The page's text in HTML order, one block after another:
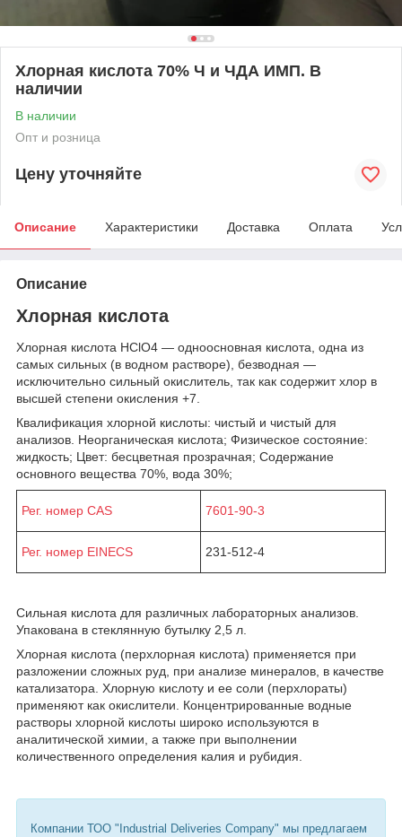
Хлорная кислота 70% Ч и ЧДА ИМП. В
наличии
В наличии
Опт и розница
Цену уточняйте
Описание Характеристики Доставка Оплата
Описание
Хлорная кислота
Хлорная кислота HClO4 — одноосновная кислота, одна из
самых сильных (в водном растворе), безводная —
исключительно сильный окислитель, так как содержит хлор в
высшей степени окисления +7.
Квалификация хлорной кислоты: чистый и чистый для
анализов. Неорганическая кислота; Физическое состояние:
жидкость; Цвет: бесцветная прозрачная; Содержание
основного вещества 70%, вода 30%;
Рег. номер CAS 7601-90-3
Рег. номер EINECS 231-512-4
Сильная кислота для различных лабораторных анализов.
Упакована в стеклянную бутылку 2,5 л.
Хлорная кислота (перхлорная кислота) применяется при
разложении сложных руд, при анализе минералов, в качестве
катализатора. Хлорную кислоту и ее соли (перхлораты)
применяют как окислители. Концентрированные водные
растворы хлорной кислоты широко используются в
аналитической химии, а также при выполнении
количественного определения калия и рубидия.
Компании ТОО "Industrial Deliveries Company" мы предлагаем